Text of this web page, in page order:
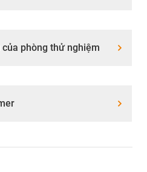
phòng thử nghiệm